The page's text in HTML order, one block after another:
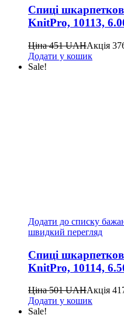
Спиці
KnitPro, 10113,
Ціна451UAHАкція
Додати у кошик
Sale!
Додати до списку
швидкий перегляд
Спиці
KnitPro, 10114,
Ціна501UAHАкція
Додати у кошик
Sale!